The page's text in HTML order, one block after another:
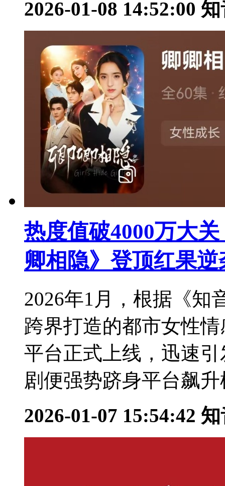
2026-01-08 14:52:00
热度值破4000万大
卿相隐》登顶红果逆
2026年1月，根据《知
跨界打造的都市女性
平台正式上线，迅速
剧便强势跻身平台飙
2026-01-07 15:54:42